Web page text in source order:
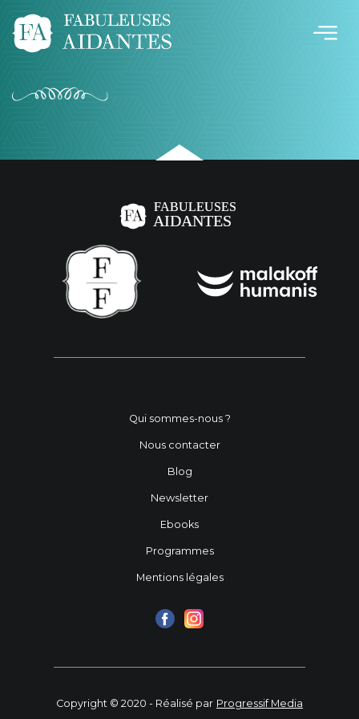
Qui sommes-nous ?
Nous contacter
Blog
Newsletter
Ebooks
Programmes
Mentions légales
Copyright © 2020 - Réalisé par Progressif Media